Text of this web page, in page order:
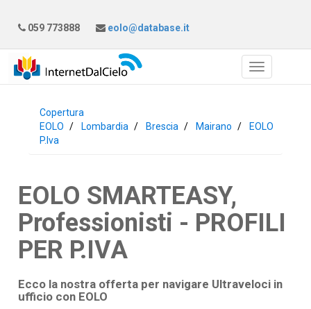
059 773888 eolo@database.it
Copertura
EOLO
Lombardia Brescia Mairano
EOLO
P.Iva
EOLO SMARTEASY,
Professionisti - PROFILI
PER P.IVA
Ecco la nostra offerta per navigare Ultraveloci in
ufficio con EOLO